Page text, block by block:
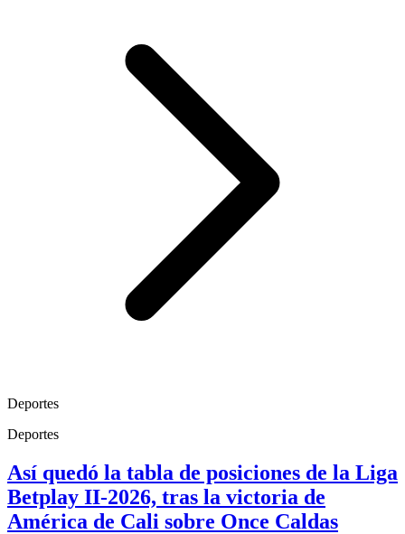
Deportes
Deportes
Así quedó la tabla de posiciones de la Liga
Betplay II-2026, tras la victoria de
América de Cali sobre Once Caldas